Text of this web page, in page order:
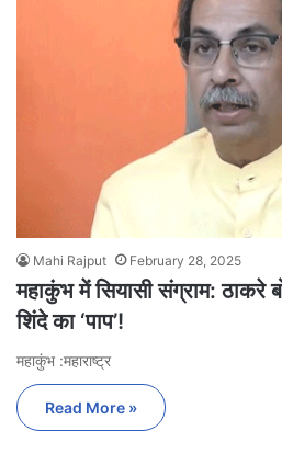
Mahi Rajput February 28, 2025
महाकुंभ में सियासी संग्राम: ठाकरे
शिंदे का ‘पाप’!
महाकुंभ :महाराष्ट्र
Read More »